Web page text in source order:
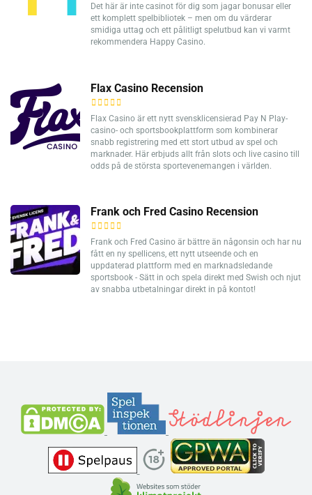
Det här är inte casinot för dig som jagar bonusar eller
ett komplett spelbibliotek – men om du värderar
smidiga uttag och ett pålitligt spelutbud kan vi varmt
rekommendera Happy Casino.
Flax Casino Recension
Flax Casino är ett nytt svensklicensierad Pay N Play-
casino- och sportsbookplattform som kombinerar
snabb registrering med ett stort utbud av spel och
marknader. Här erbjuds allt från slots och live casino till
odds på de största sportevenemangen i världen.
Frank och Fred Casino Recension
Frank och Fred Casino är bättre än någonsin och har nu
fått en ny spellicens, ett nytt utseende och en
uppdaterad plattform med en marknadsledande
sportsbook - Sätt in och spela direkt med Swish och njut
av snabba utbetalningar direkt in på kontot!